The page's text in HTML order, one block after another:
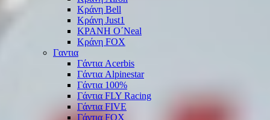
Κράνη Bell
Κράνη Just1
ΚΡΑΝΗ O΄Νeal
Κράνη FOX
Γαντια
Γάντια Acerbis
Γάντια Alpinestar
Γάντια 100%
Γάντια FLY Racing
Γάντια FIVE
Γάντια FOX